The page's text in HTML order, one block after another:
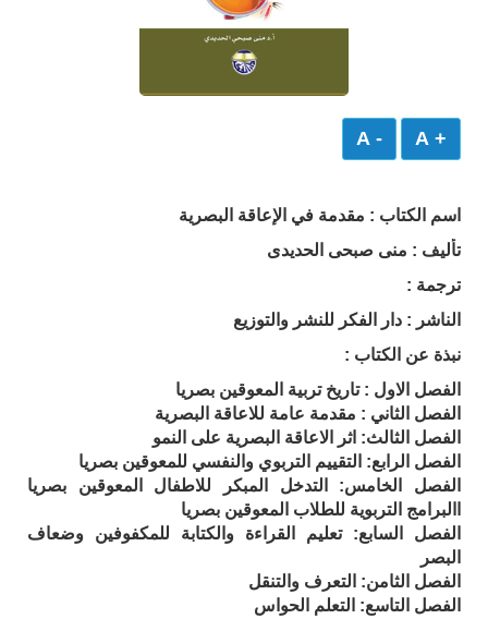
+ A
- A
اسم الكتاب : مقدمة في الإعاقة البصرية
تأليف : منى صبحى الحديدى
ترجمة :
الناشر : دار الفكر للنشر والتوزيع
نبذة عن الكتاب :
الفصل الاول : تاريخ تربية المعوقين بصريا
الفصل الثاني : مقدمة عامة للاعاقة البصرية
الفصل الثالث: اثر الاعاقة البصرية على النمو
الفصل الرابع: التقييم التربوي والنفسي للمعوقين بصريا
الفصل الخامس: التدخل المبكر للاطفال المعوقين بصريا
االبرامج التربوية للطلاب المعوقين بصريا
الفصل السابع: تعليم القراءة والكتابة للمكفوفين وضعاف
البصر
الفصل الثامن: التعرف والتنقل
الفصل التاسع: التعلم الحواس